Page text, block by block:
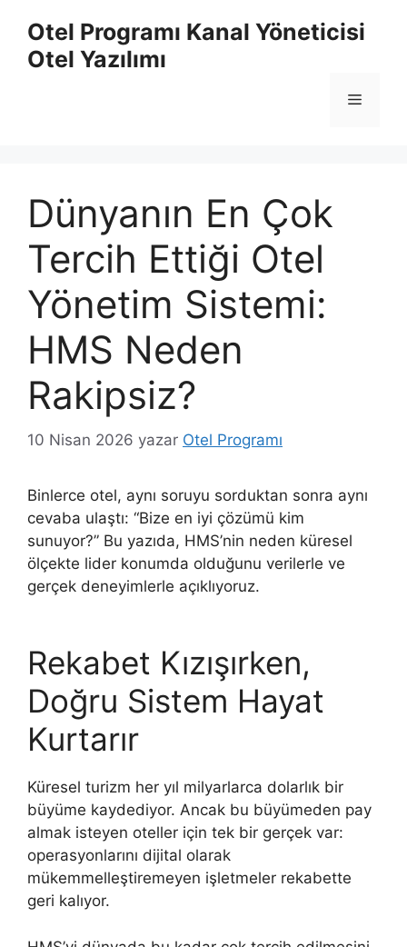
Otel Programı Kanal Yöneticisi
Otel Yazılımı
Menü
Dünyanın En Çok
Tercih Ettiği Otel
Yönetim Sistemi:
HMS Neden
Rakipsiz?
10 Nisan 2026 yazar Otel Programı
Binlerce otel, aynı soruyu sorduktan sonra aynı
cevaba ulaştı: “Bize en iyi çözümü kim
sunuyor?” Bu yazıda, HMS’nin neden küresel
ölçekte lider konumda olduğunu verilerle ve
gerçek deneyimlerle açıklıyoruz.
Rekabet Kızışırken,
Doğru Sistem Hayat
Kurtarır
Küresel turizm her yıl milyarlarca dolarlık bir
büyüme kaydediyor. Ancak bu büyümeden pay
almak isteyen oteller için tek bir gerçek var:
operasyonlarını dijital olarak
mükemmelleştiremeyen işletmeler rekabette
geri kalıyor.